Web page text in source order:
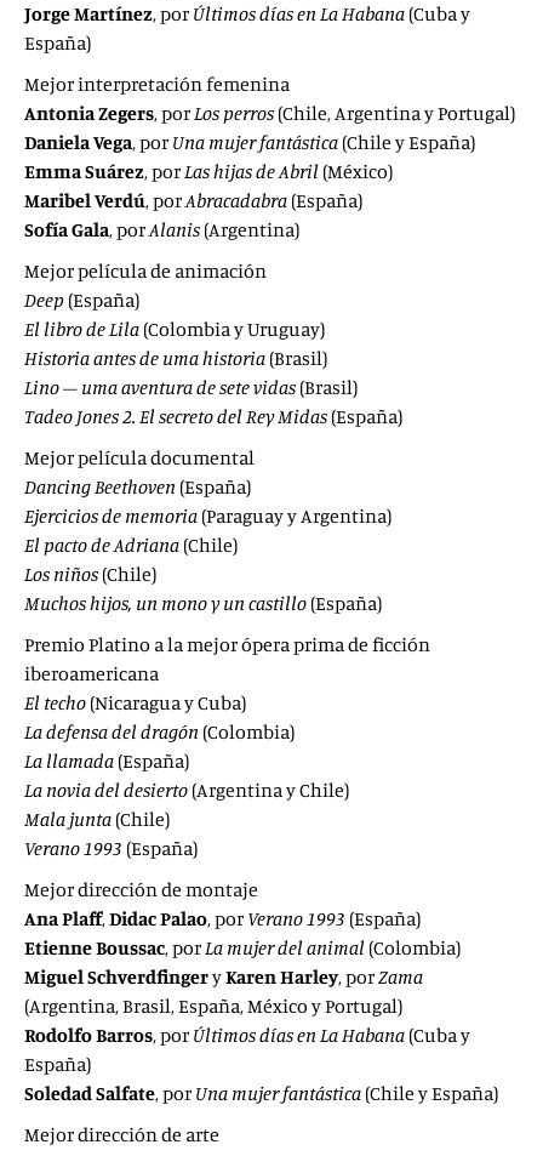
Jorge Martínez, por Últimos días en La Habana (Cuba y
España)
Mejor interpretación femenina
Antonia Zegers, porLos perros (Chile, Argentina y Portugal)
Daniela Vega, por Una mujer fantástica (Chile y España)
Emma Suárez, porLas hijas de Abril (México)
Maribel Verdú, porAbracadabra (España)
Sofía Gala, porAlanis (Argentina)
Mejor película de animación
Deep (España)
El libro de Lila (Colombia y Uruguay)
Historia antes de uma historia (Brasil)
Lino – uma aventura de sete vidas (Brasil)
Tadeo Jones 2. El secreto del Rey Midas (España)
Mejor película documental
Dancing Beethoven (España)
Ejercicios de memoria (Paraguay y Argentina)
El pacto de Adriana (Chile)
Los niños (Chile)
Muchos hijos, un mono y un castillo (España)
Premio Platino a la mejor ópera prima de ficción
iberoamericana
El techo (Nicaragua y Cuba)
La defensa del dragón (Colombia)
La llamada (España)
La novia del desierto (Argentina y Chile)
Mala junta (Chile)
Verano 1993 (España)
Mejor dirección de montaje
Ana Plaff,Didac Palao, por Verano 1993 (España)
Etienne Boussac, porLa mujer del animal (Colombia)
Miguel SchverdfingeryKaren Harley, porZama
(Argentina, Brasil, España, México y Portugal)
Rodolfo Barros, por Últimos días en La Habana (Cuba y
España)
Soledad Salfate, por Una mujer fantástica (Chile y España)
Mejor dirección de arte